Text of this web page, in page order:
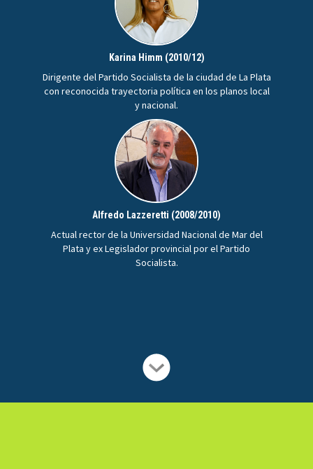
Karina Himm (2010/12)
Dirigente del Partido Socialista de la ciudad de La Plata
con reconocida trayectoria política en los planos local
y nacional.
Alfredo Lazzeretti (2008/2010)
Actual rector de la Universidad Nacional de Mar del
Plata y ex Legislador provincial por el Partido
Socialista.